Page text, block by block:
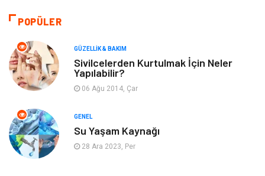
Bilgisayar & Yazılım
Makine
Giyim
Yeme & İçme
Keyif & Hobi Organizasyon
POPÜLER
GÜZELLIK & BAKIM
Sivilcelerden Kurtulmak İçin Neler
Yapılabilir?
06 Ağu 2014, Çar
GENEL
Su Yaşam Kaynağı
28 Ara 2023, Per